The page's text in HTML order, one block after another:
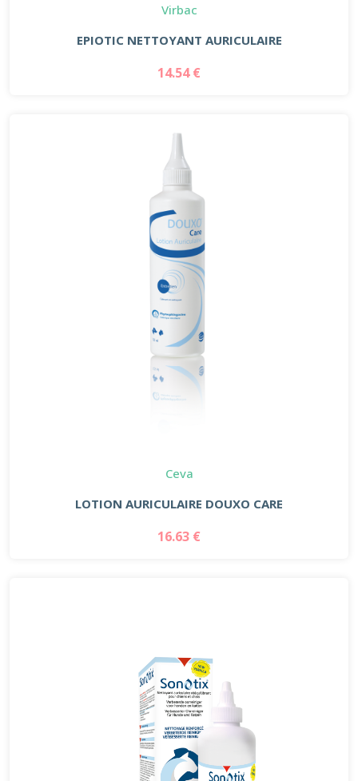
Virbac
EPIOTIC NETTOYANT AURICULAIRE
14.54 €
Ceva
LOTION AURICULAIRE DOUXO CARE
16.63 €